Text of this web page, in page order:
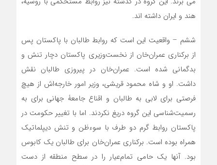
هند و ایران داشته اند.
ششم – واقعیت این است که روابط طالبان با پاکستان پس
از برکناری عمران‌خان از نخست‌وزیری پاکستان دچار تنش و
بدگمانی شده است. عمران‌خان در پیروزی طالبان نقش
داشت. او و شاه محمود قریشی، وزیر امور خارجه‌اش از هیچ
فرصتی برای لابی به طالبان و اقناع جامعۀ جهانی برای به
رسمیت‌شناسی این گروه دریغ نکردند. اما با تغییر حکومت در
پاکستان روابط گرم دو طرف با سوءظن و تنش دیپلماتیک
همراه بوده است. برکناری عمران‌خان برای طالبان یک کابوس
بود. آنها یک حامی تمام‌عیار را در سطح منطقه از دست